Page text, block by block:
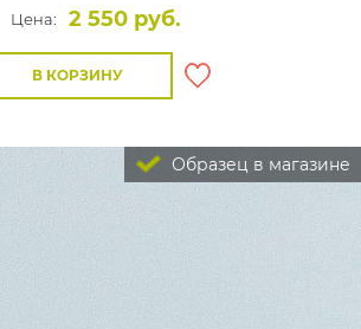
Цена:
2 550 руб.
В КОРЗИНУ
Образец в магазине